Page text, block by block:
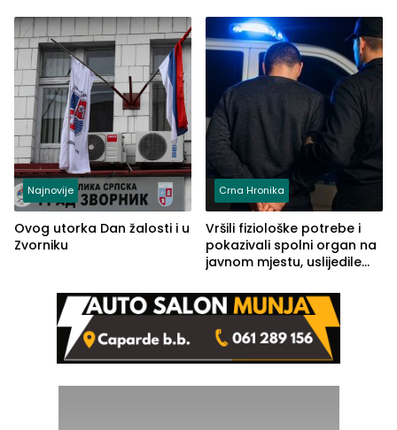
Kravice.
Najnovije
Ovog utorka Dan žalosti i u
Zvorniku
Crna Hronika
Vršili fiziološke potrebe i
pokazivali spolni organ na
javnom mjestu, uslijedile